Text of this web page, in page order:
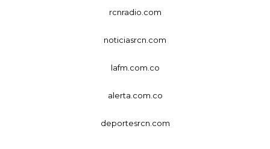
rcnradio.com
noticiasrcn.com
lafm.com.co
alerta.com.co
deportesrcn.com